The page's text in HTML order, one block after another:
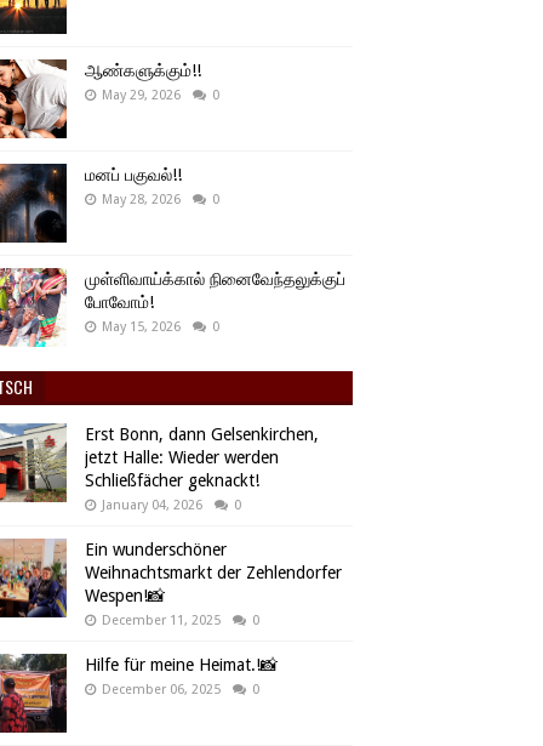
ஆண்களுக்கும்!!
May 29, 2026 0
மனப் பகுவல்!!
May 28, 2026 0
முள்ளிவாய்க்கால் நினைவேந்தலுக்குப்
போவோம்!
May 15, 2026 0
Erst Bonn, dann Gelsenkirchen,
jetzt Halle: Wieder werden
Schließfächer geknackt!
January 04, 2026 0
Ein wunderschöner
Weihnachtsmarkt der Zehlendorfer
Wespen!📸
December 11, 2025 0
Hilfe für meine Heimat.!📸
December 06, 2025 0